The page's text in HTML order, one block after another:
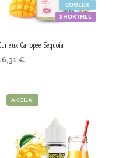
SHORTFILL
COOLER
Canopee Sequoia
€
AKCIJA!